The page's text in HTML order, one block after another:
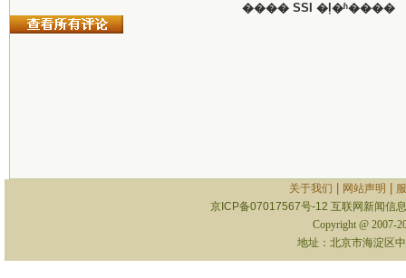
���� SSI �ļ�ʱ����
关于我们 网站声明
京ICP备07017567号-12 互联网新闻信
Copyright @ 2007-
地址：北京市海淀区